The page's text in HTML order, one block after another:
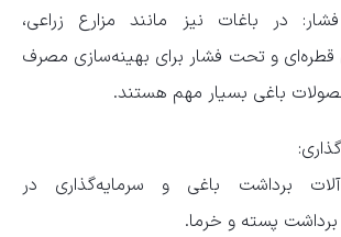
در باغات نیز مانند مزارع زراعی،
قطره‌ای و تحت فشار برای بهینه‌سازی مصرف
باغی بسیار مهم هستند.
برداشت باغی و سرمایه‌گذاری در
پسته و خرما.